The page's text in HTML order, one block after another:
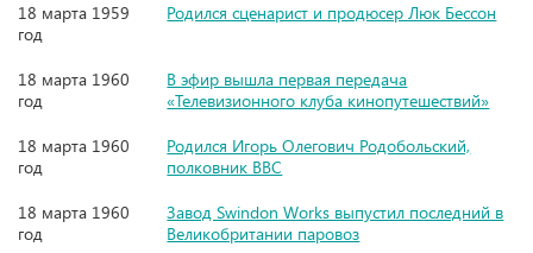
18 марта 1959
год
Родился сценарист и продюсер Люк Бессон
18 марта 1960
год
В эфир вышла первая передача
«Телевизионного клуба кинопутешествий»
18 марта 1960
год
Родился Игорь Олегович Родобольский,
полковник ВВС
18 марта 1960
год
Завод Swindon Works выпустил последний в
Великобритании паровоз